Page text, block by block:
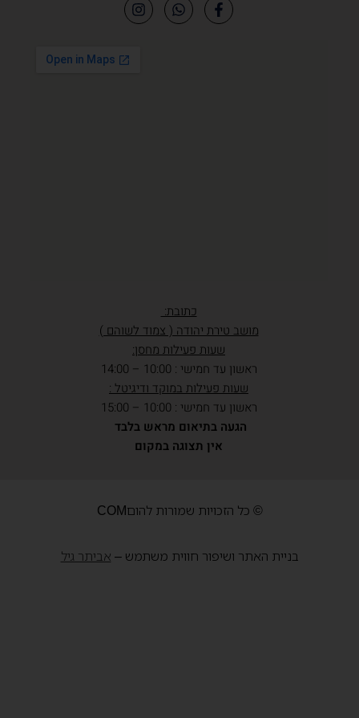
כתובת:
מושב טירת יהודה ( צמוד לשוהם )
שעות פעילות מחסן:
ראשון עד חמישי : 10:00 – 14:00
שעות פעילות במוקד ודיגיטל :
ראשון עד חמישי : 10:00 – 15:00
הגעה בתיאום מראש בלבד
אין תצוגה במקום
© כל הזכויות שמורות להוםCOM
בניית האתר ושיפור חווית משתמש – אביתר גיל